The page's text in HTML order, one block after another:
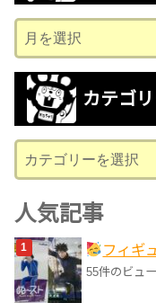
ー
カ
ブ
カテゴ
テ
ゴ
リ
ー
人気記事
フィギ
55件のビュー